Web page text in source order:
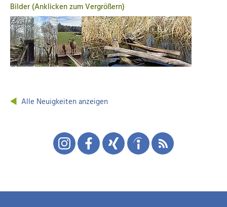
Bilder (Anklicken zum Vergrößern)
Alle Neuigkeiten anzeigen